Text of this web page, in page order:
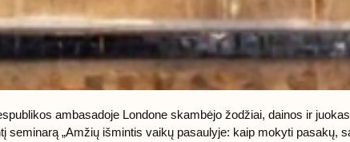
ambasadoje Londone skambėjo žodžiai, dainos ir
seminarą „Amžių išmintis vaikų pasaulyje: kaip mokyti pasakų,